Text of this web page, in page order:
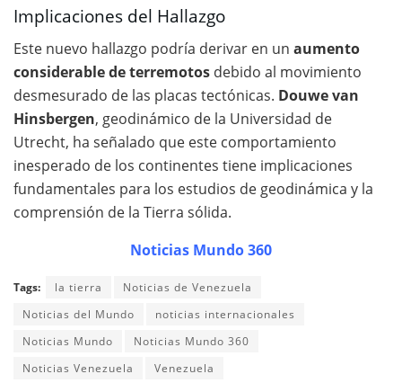
Implicaciones del Hallazgo
Este nuevo hallazgo podría derivar en un aumento
considerable de terremotos debido al movimiento
desmesurado de las placas tectónicas. Douwe van
Hinsbergen, geodinámico de la Universidad de
Utrecht, ha señalado que este comportamiento
inesperado de los continentes tiene implicaciones
fundamentales para los estudios de geodinámica y la
comprensión de la Tierra sólida.
Noticias Mundo 360
Tags: la tierra
Noticias de Venezuela
Noticias del Mundo
noticias internacionales
Noticias Mundo
Noticias Mundo 360
Noticias Venezuela
Venezuela